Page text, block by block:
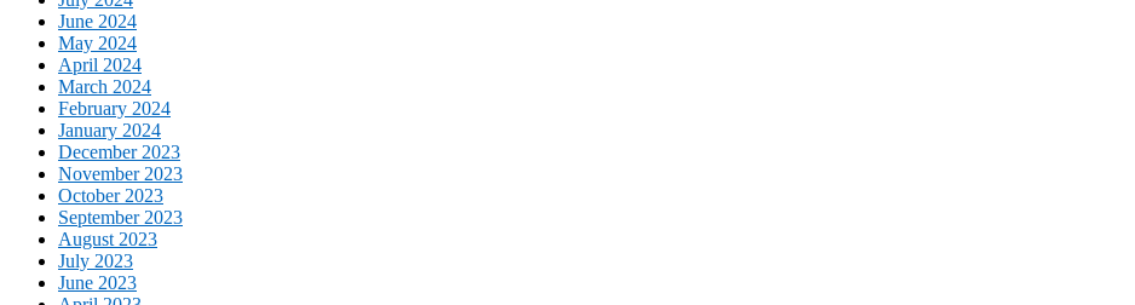
June 2024
May 2024
April 2024
March 2024
February 2024
January 2024
December 2023
November 2023
October 2023
September 2023
August 2023
July 2023
June 2023